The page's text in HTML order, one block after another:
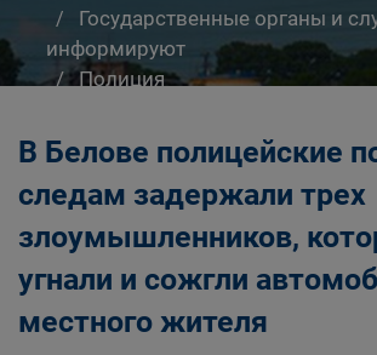
Государственные органы и
информируют
Полиция
В Белове полицейские
следам задержали трех
злоумышленников,
угнали и сожгли
местного жителя